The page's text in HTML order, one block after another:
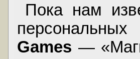
Пока нам
Games —